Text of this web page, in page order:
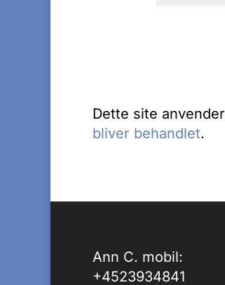
Dette site
bliver behandlet.
Ann C. mobil:
+4523934841